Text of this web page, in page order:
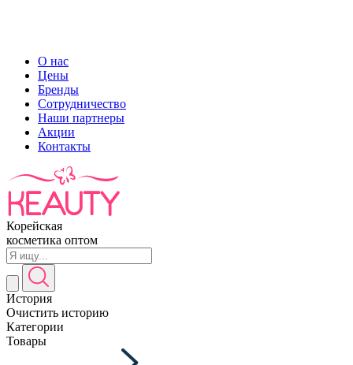
О нас
Цены
Бренды
Сотрудничество
Наши партнеры
Акции
Контакты
Корейская
косметика оптом
История
Очистить историю
Категории
Товары